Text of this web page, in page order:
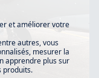
et améliorer votre
autres, vous
mesurer la
apprendre plus sur
produits.